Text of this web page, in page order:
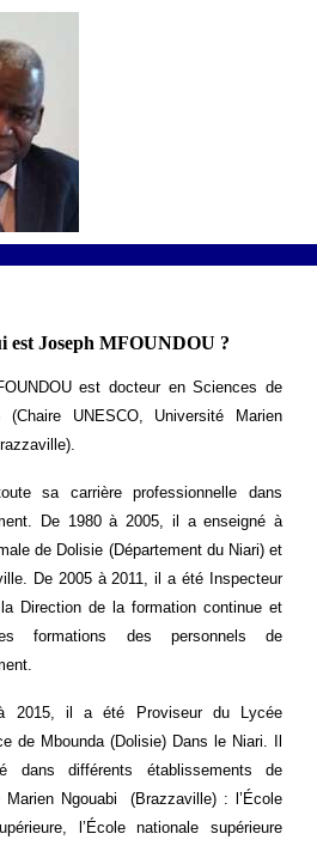
est Joseph MFOUNDOU ?
est docteur en Sciences de
(Chaire UNESCO, Université Marien
sa carrière professionnelle dans
De 1980 à 2005, il a enseigné à
de Dolisie (Département du Niari) et
De 2005 à 2011, il a été Inspecteur
Direction de la formation continue et
formations des personnels de
2015, il a été Proviseur du Lycée
de Mbounda (Dolisie) Dans le Niari. Il
dans différents établissements de
Marien Ngouabi (Brazzaville) : l’École
l’École nationale supérieure